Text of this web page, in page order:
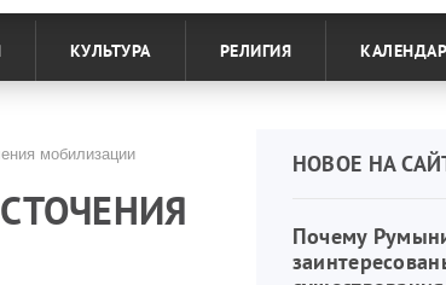
КУЛЬТУРА РЕЛИГИЯ
мобилизации НОВОЕ НА
Почему